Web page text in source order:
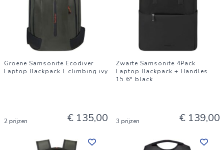
Groene Samsonite Ecodiver
Laptop Backpack L climbing ivy
2 prijzen € 135,00
Zwarte Samsonite 4Pack
Laptop Backpack + Handles
15.6" black
3 prijzen € 139,00